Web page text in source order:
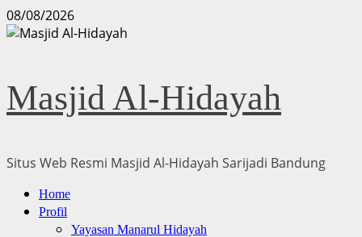
Skip
to
08/08/2026
Masjid Al-Hidayah
Situs Web Resmi Masjid Al-Hidayah Sarijadi Bandung
Primary
Menu
Home
Profil
Yayasan Manarul Hidayah